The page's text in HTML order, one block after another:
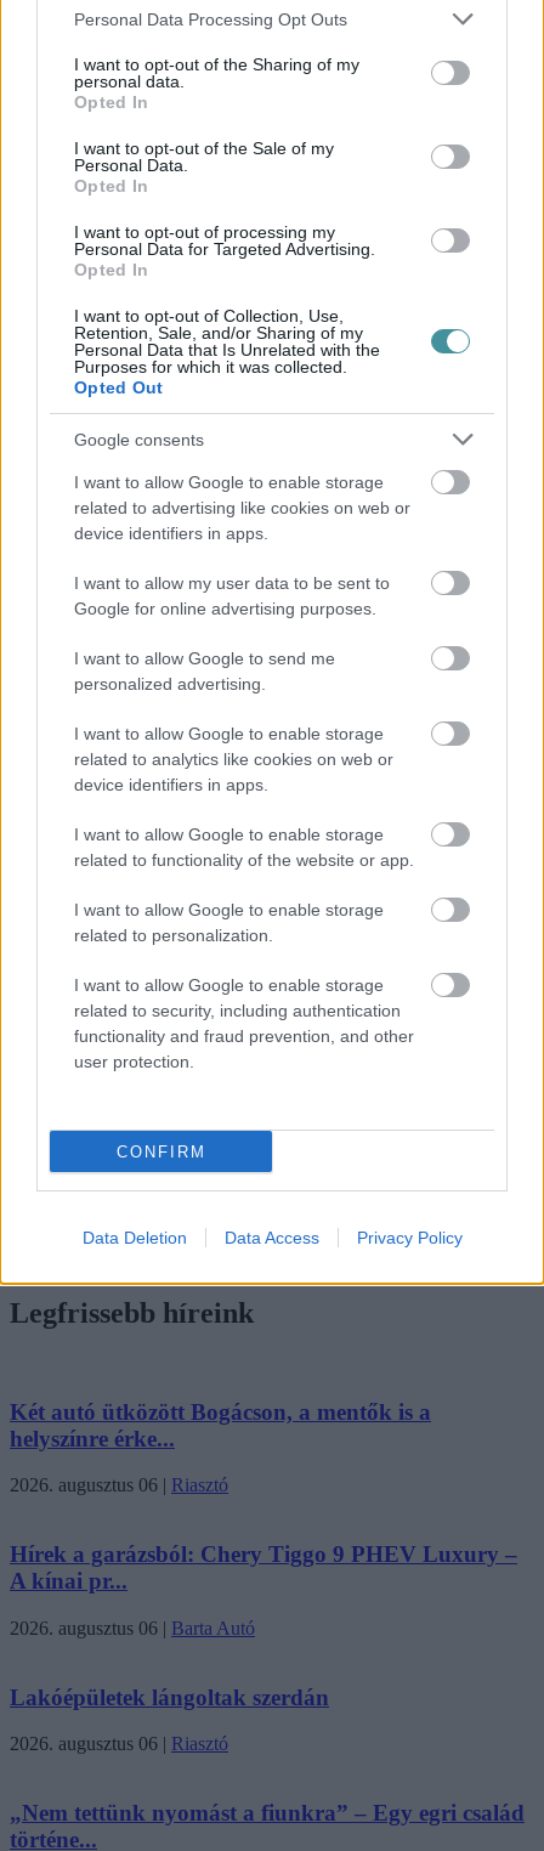
Please note that this website/app uses one or more Google
not limited to your visit or usage behaviour. You may click to
grant or deny consent to Google and its third-party tags to
use your data for below specified purposes in below Google
consent section.
Personal Data Processing Opt Outs
I want to opt-out of the Sharing of my
personal data.
Opted In
I want to opt-out of the Sale of my
Personal Data.
Opted In
I want to opt-out of processing my
Personal Data for Targeted Advertising.
Opted In
I want to opt-out of Collection, Use,
Retention, Sale, and/or Sharing of my
Personal Data that Is Unrelated with the
Purposes for which it was collected.
Opted Out
Google consents
I want to allow Google to enable storage
related to advertising like cookies on web or
device identifiers in apps.
I want to allow my user data to be sent to
Google for online advertising purposes.
I want to allow Google to send me
personalized advertising.
I want to allow Google to enable storage
related to analytics like cookies on web or
device identifiers in apps.
I want to allow Google to enable storage
related to functionality of the website or app.
I want to allow Google to enable storage
related to personalization.
I want to allow Google to enable storage
related to security, including authentication
functionality and fraud prevention, and other
user protection.
CONFIRM
Data Deletion Data Access Privacy Policy
Eger polgármestere egy szót sem ír arról, miért nem
Érdekes, korábban nem volt ennyire lelkiismeretes Habis
László, azután váltott egy jókorát, hogy bajba került. Ilyenkor
már igyekszik eljátszani, hogy szeretné a városban élők érdekeit
Azt sem említi meg, hogy az ügyben érintett cég a polgármester által
megismert dokumentumok szerint megfelel, vagy nem felel meg a
önkormányzatnak. Azt meg aztán végképp kifelejtette a sorból, hogy
- miután eddig ezt elmulasztották - miként szeretné az összes
környéken élőt értesíteni a beruházás tervéről, amelyről már évek óta
tudomásuk van, az egri közgyűlés egyik bizottsága több ülésen is
tárgyalta az ügyet. Vagy ez nem fontos, Polgármester Úr? Eddig
nem volt fontos? Most már majd az lesz, hogy nyilvánosságra került
Ami pedig a polgármesteri közlemény végére került, azt felesleges
magyarázni, hiszen láthatóan nem más, mint a politikai
gyöngyszeme, amely azt sugallja, hogy éppen azok az idióták, akik
felhívják a közvélemény figyelmét arra, amire a város 2,5 éve
valamiért nem volt képes. Arról meg, hogy ki bújt ki mögé, őt és
Nyitrai Zsoltot kellene megkérdezni. Mindenesetre bravúr, hogy a
saját mocsarában vergődő polgármester akkor sem felejt el
vádaskodni, amikor azt semmi sem indokolja. De ilyen ez a fideszes
tempó, amely már ezerrel száguld Egerben is; hogy a falnak, vagy
Vissza a főoldalra
Legfrissebb híreink
Két autó ütközött Bogácson, a mentők is a
helyszínre érke...
2026. augusztus 06 | Riasztó
Hírek a garázsból: Chery Tiggo 9 PHEV Luxury –
A kínai pr...
2026. augusztus 06 | Barta Autó
Lakóépületek lángoltak szerdán
2026. augusztus 06 | Riasztó
„Nem tettünk nyomást a fiunkra” – Egy egri család
történe...